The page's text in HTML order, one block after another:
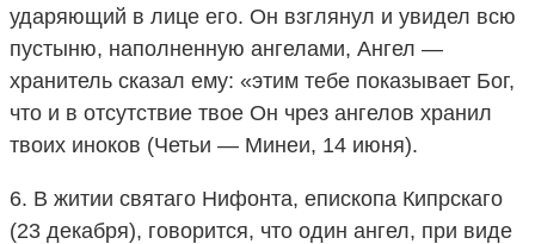
ударяющий в лице его. Он взглянул и увидел всю
пустыню, наполненную ангелами, Ангел —
хранитель сказал ему: «этим тебе показывает Бог,
что и в отсутствие твое Он чрез ангелов хранил
твоих иноков (Четьи — Минеи, 14 июня).
6. В житии святаго Нифонта, епископа Кипрскаго
(23 декабря), говорится, что один ангел, при виде